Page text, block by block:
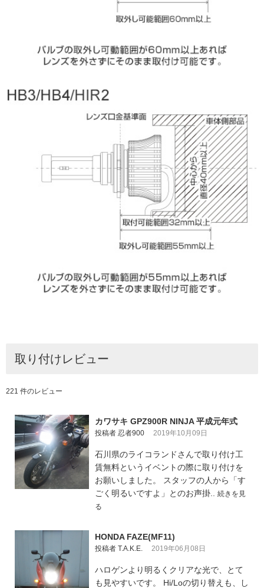
取り付けレビュー
221 件のレビュー
カワサキ GPZ900R NINJA 平成元年式
投稿者 忍者900 2019年10月09日
石川県のライコランドさんで取り付け工
賃無料というイベントの際に取り付けを
お願いしました。 スタッフの人から「す
ごく明るいですよ」とのお声掛.. 続きを見
る
HONDA FAZE(MF11)
投稿者 T.A.K.E. 2019年06月08日
ハロゲンより明るくクリアな光で、とて
も見やすいです。 Hi/Loの切り替えも、し